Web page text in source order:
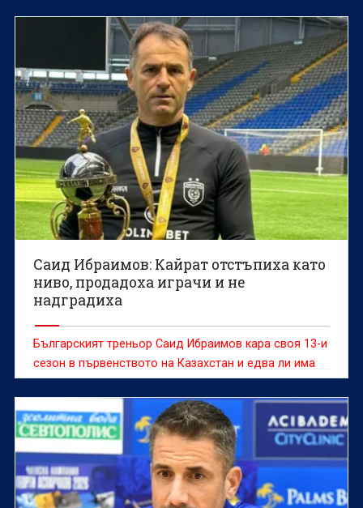
Саид Ибраимов: Кайрат отстъпиха като
ниво, продадоха играчи и не
надградиха
Българският треньор Саид Ибраимов кара своя 13-и
сезон в първенството на Казахстан и едва ли има
човек, който може да говори по-компетентно за
футбола, отборите и играчите от тази страна.